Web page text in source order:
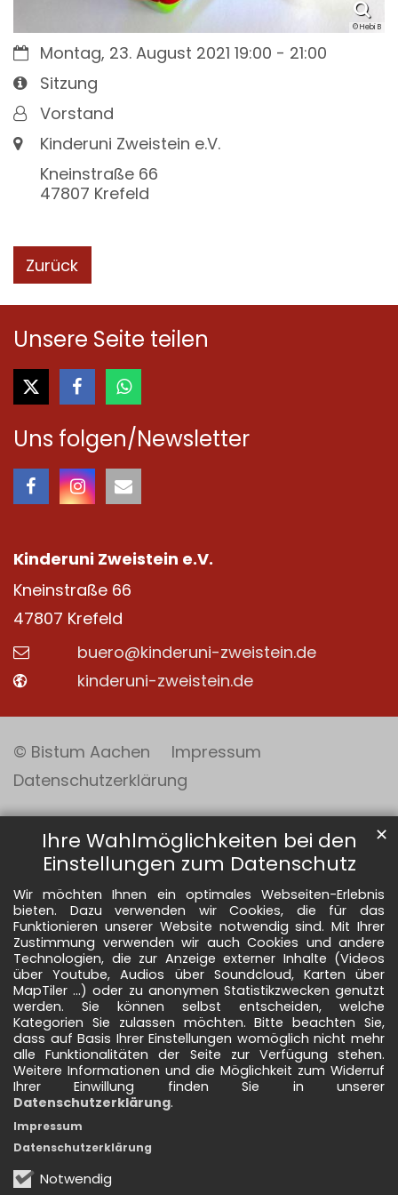
Ihre Wahlmöglichkeiten bei den
Einstellungen zum Datenschutz
Wir möchten Ihnen ein optimales Webseiten-Erlebnis
bieten. Dazu verwenden wir Cookies, die für das
Funktionieren unserer Website notwendig sind. Mit Ihrer
Zustimmung verwenden wir auch Cookies und andere
Technologien, die zur Anzeige externer Inhalte (Videos
über Youtube, Audios über Soundcloud, Karten über
MapTiler ...) oder zu anonymen Statistikzwecken genutzt
werden. Sie können selbst entscheiden, welche
Kategorien Sie zulassen möchten. Bitte beachten Sie,
dass auf Basis Ihrer Einstellungen womöglich nicht mehr
alle Funktionalitäten der Seite zur Verfügung stehen.
Weitere Informationen und die Möglichkeit zum Widerruf
Ihrer Einwillung finden Sie in unserer
Datenschutzerklärung.
Notwendig
✕
Impressum
Datenschutzerklärung
© Hebi B
Datum:Montag, 23. August 2021 19:00 - 21:00
Art bzw. Nummer:
Sitzung
Von:Vorstand
Ort: Kinderuni Zweistein e.V.
Kneinstraße 66
47807 Krefeld
Zurück
Unsere Seite teilen
Uns folgen/Newsletter
Kinderuni Zweistein e.V.
Kneinstraße 66
47807 Krefeld
buero@kinderuni-zweistein.de
kinderuni-zweistein.de
© Bistum Aachen
Impressum
Datenschutzerklärung